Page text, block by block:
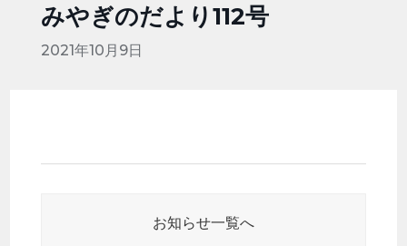
みやぎのだより112号
2021年10月9日
お知らせ一覧へ